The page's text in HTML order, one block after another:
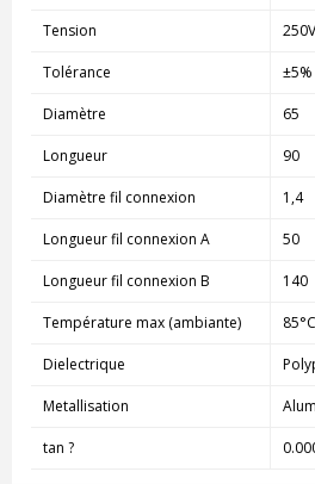
Tension 250V
Tolérance ±5%
Diamètre 65
Longueur 90
Diamètre fil connexion 1,4
Longueur fil connexion A 50
Longueur fil connexion B 140
Température max (ambiante) 85°C
Dielectrique
Metallisation
tan ?